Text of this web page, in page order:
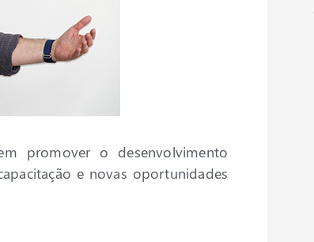
promover o desenvolvimento
e novas oportunidades